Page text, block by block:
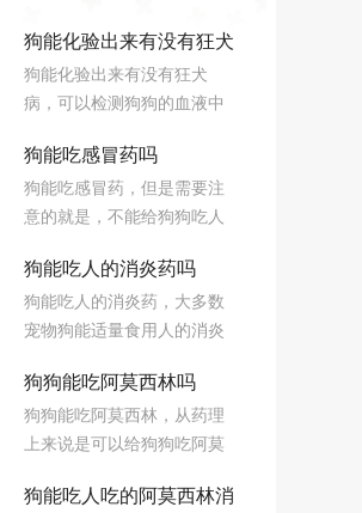
狗能化验出来有没有狂犬
病吗
狗能化验出来有没有狂犬
病，可以检测狗狗的血液中
包涵体等，其中，后者可以
用来确定狗狗是否患狂犬
病。
狗能吃感冒药吗
狗能吃感冒药，但是需要注
意的就是，不能给狗狗吃人
结构不一样，如果乱吃人的
感冒药，很有可能会导致狗
狗出现呕吐、腹泻等症状，
狗能吃人的消炎药吗
狗能吃人的消炎药，大多数
宠物狗能适量食用人的消炎
议适量喂食小儿消炎药即
可，平时一定要根据狗狗的
体型大小定量，千万不要大
狗狗能吃阿莫西林吗
狗狗能吃阿莫西林，从药理
上来说是可以给狗狗吃阿莫
狗没有太大问题的话最好尽
狗能吃人吃的阿莫西林消